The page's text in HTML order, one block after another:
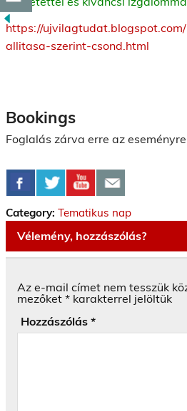
https://
allitasa-szerint-csond.html
Bookings
Foglalás zárva erre az
Category: Tematikus nap
Vélemény, hozzászólás?
Az e-mail címet nem tesszük
mezőket * karakterrel jelöltük
Hozzászólás *